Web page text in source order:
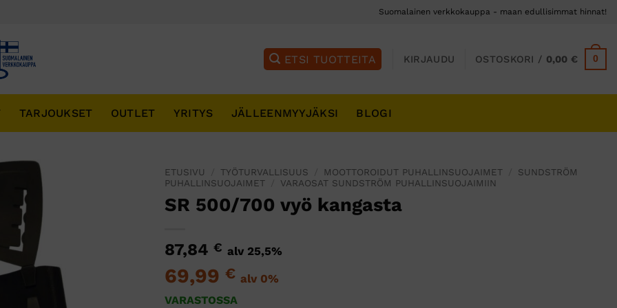
Suomalainen verkkokauppa - maan edullisimmat hinnat!
KIRJAUDU OSTOSKORI / 0,00€ 0
TARJOUKSET OUTLET YRITYS JÄLLEENMYYJÄKSI BLOGI
ETUSIVU TYÖTURVALLISUUS MOOTTOROIDUT PUHALLINSUOJAIMET
SUNDSTRÖM
PUHALLINSUOJAIMET
VARAOSAT SUNDSTRÖM PUHALLINSUOJAIMIIN
SR 500/700 vyö kangasta
87,84 € alv 25,5%
69,99 € alv 0%
VARASTOSSA